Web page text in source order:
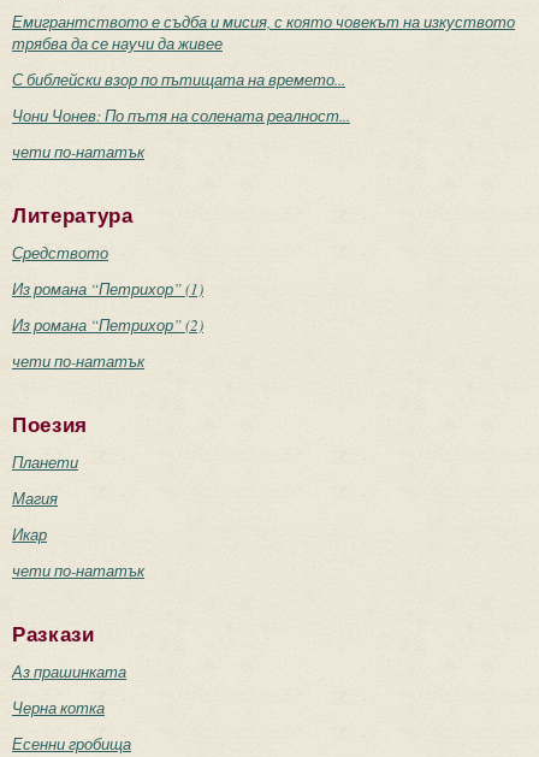
Емигрантството е съдба и мисия, с която човекът на изкуството
трябва да се научи да живее
С библейски взор по пътищата на времето...
Чони Чонев: По пътя на солената реалност...
чети по-нататък
Литература
Средството
Из романа “Петрихор” (1)
Из романа “Петрихор” (2)
чети по-нататък
Поезия
Планети
Магия
Икар
чети по-нататък
Разкази
Аз прашинката
Черна котка
Есенни гробища